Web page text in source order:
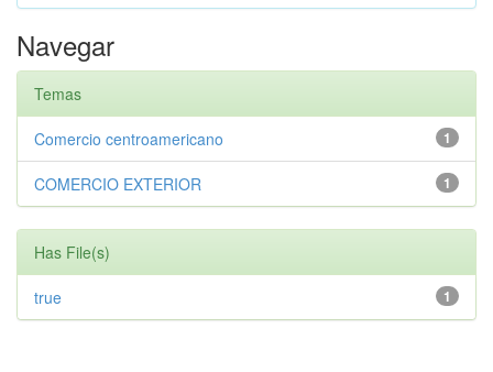
Navegar
Temas
1
Comercio centroamericano
1
COMERCIO EXTERIOR
Has File(s)
1
true